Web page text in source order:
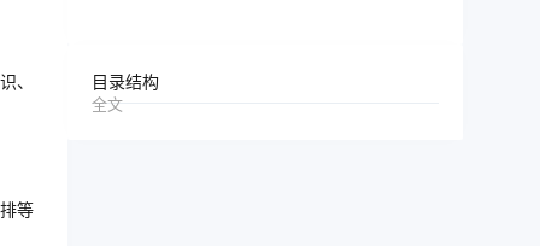
、
等
目录结构
全文